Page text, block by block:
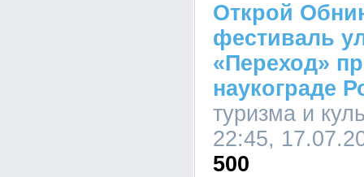
Открой
фестиваль
«Переход»
наукограде
туризма и
22:45,
500